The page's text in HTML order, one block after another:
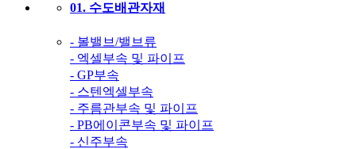
01. 수도배관자재
- 볼밸브/밸브류
- 엑셀부속 및 파이프
- GP부속
- 스텐엑셀부속
- 주름관부속 및 파이프
- PB에이콘부속 및 파이프
- 신주부속